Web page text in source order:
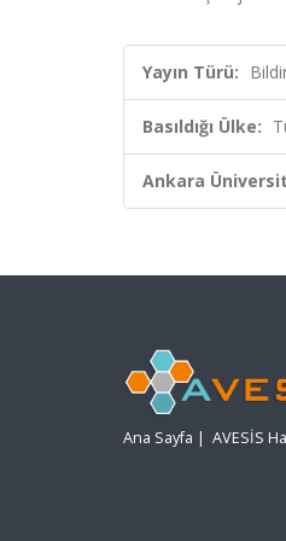
Yayın Türü:
Basıldığı Ülke:
Ankara
Ana Sayfa | AVESİS